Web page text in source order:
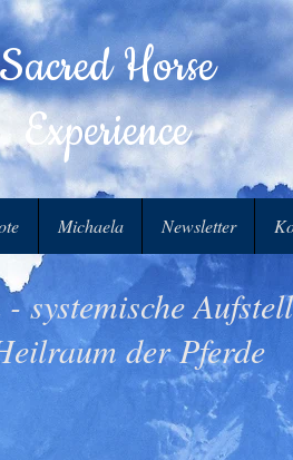
Sacred Horse
Experience
Michaela Newsletter
- systemische
der Pferde